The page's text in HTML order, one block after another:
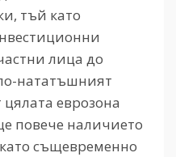
тъй като
лица до
нататъшният
еврозона
повече наличието
същевременно